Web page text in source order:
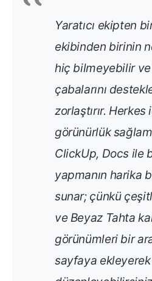
Yaratıcı ekipten
ekibinden birinin
hiç bilmeyebilir ve
çabalarını
zorlaştırır.Herkes
görünürlük
ClickUp, Docs ile
yapmanın harika
sunar; çünkü
ve Beyaz Tahta
görünümleri bir
sayfaya ekleyerek